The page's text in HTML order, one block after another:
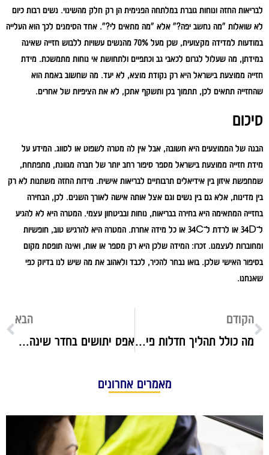
לבריאות החזה ונוחות גוברת במלתחה הפנימית הן רק חלק מהשינוי. נשים רבות כיום
לא שואלות "מה נחשב יפה?" אלא "מה מתאים לי?". אחד הסימנים לכך הוא העלייה
במודעות למדידה מקצועית, שכן מעל 70% מהנשים עשויות ללבוש חזייה שאינה
במידתן, מה שעלול לגרום לכאבי גב וכתפיים ולתחושת אי נוחות מתמשכת. מידת
חזייה ממוצעת בישראל היא רק נקודת מוצא, לא יעד. מה שחשוב באמת הוא
שהחזייה תתאים לכן, תתמוך בכן ותשקף אתכן, לא את הציפיות של אחרים.
סיכום
הבנה של הממוצעים היא חשובה, אבל אין לה מטרה לשפוט או לסווג. המידע על
מידת חזייה ממוצעת בישראל מספר סיפור רחב יותר של חברה מגוונת, מתפתחת,
שמחפשת איזון בין אידיאלים תרבותיים לבריאות אישית. מידות החזה משתנות לא רק
בין מדינות, אלא גם בין נשים וגם אצל אותה אישה לאורך השנים. לכן, הבחירה
בחזייה המתאימה היא בחירה בבריאות, נוחות ובביטחון עצמי. המטרה היא לא להגיע
ל־34D או לרדת ל־34C או כל מידה אחרת. המטרה היא להרגיש טוב, חופשיות
ומחוברות לעצמנו. זכרו: המידה שלכן היא רק מספר או אות, ואינה תופסת מקום
בסיפור האישי שלכן. בואו נבחר להכיר, לכבד ולאהוב את מה שיש לנו בדיוק כפי
שאנחנו.
הקודם
מה כולל תהליך חדלות פירעון ולמי הוא מתאים?
הבא
אפס יתושים בחדר שינה: כל הפתרונות ללילה בלי עקיצות
מאמרים אחרונים